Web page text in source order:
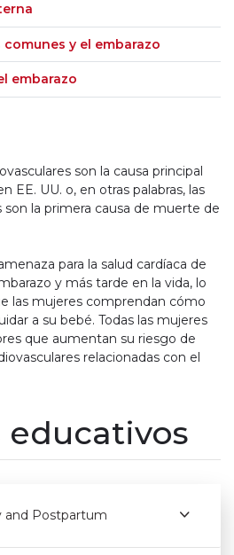
y el embarazo
embarazo
son la causa principal
EE. UU. o, en otras palabras, las
la primera causa de muerte de
para la salud cardíaca de
y más tarde en la vida, lo
las mujeres comprendan cómo
a su bebé. Todas las mujeres
que aumentan su riesgo de
relacionadas con el
educativos
and Postpartum